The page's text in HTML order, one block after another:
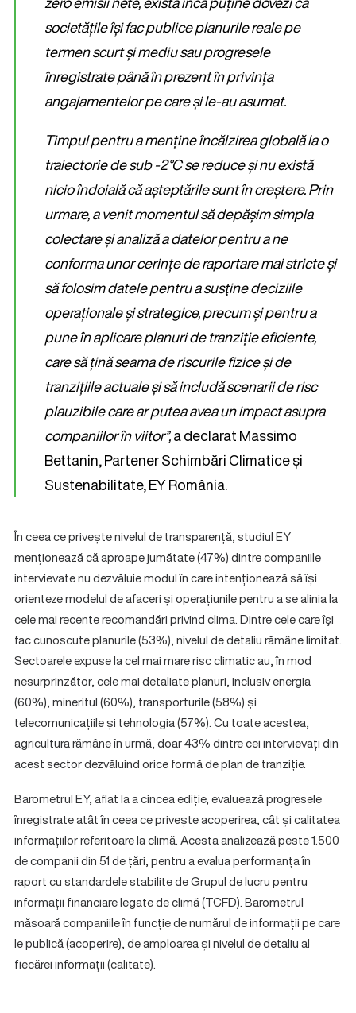
societățile își fac publice planurile reale pe
termen scurt și mediu sau progresele
înregistrate până în prezent în privința
angajamentelor pe care și le-au asumat.
Timpul pentru a menține încălzirea globală la o
traiectorie de sub -2°C se reduce și nu există
nicio îndoială că așteptările sunt în creștere. Prin
urmare, a venit momentul să depășim simpla
colectare și analiză a datelor pentru a ne
conforma unor cerințe de raportare mai stricte și
să folosim datele pentru a susţine deciziile
operaționale și strategice, precum și pentru a
pune în aplicare planuri de tranziție eficiente,
care să țină seama de riscurile fizice și de
tranzițiile actuale și să includă scenarii de risc
plauzibile care ar putea avea un impact asupra
companiilor în viitor”,a declarat Massimo
Bettanin, Partener Schimbări Climatice și
Sustenabilitate, EY România.
În ceea ce privește nivelul de transparență, studiul EY
menționează că aproape jumătate (47%) dintre companiile
intervievate nu dezvăluie modul în care intenționează să își
orienteze modelul de afaceri și operațiunile pentru a se alinia la
cele mai recente recomandări privind clima. Dintre cele care îşi
fac cunoscute planurile (53%), nivelul de detaliu rămâne limitat.
Sectoarele expuse la cel mai mare risc climatic au, în mod
nesurprinzător, cele mai detaliate planuri, inclusiv energia
(60%), mineritul (60%), transporturile (58%) și
telecomunicațiile și tehnologia (57%). Cu toate acestea,
agricultura rămâne în urmă, doar 43% dintre cei intervievați din
acest sector dezvăluind orice formă de plan de tranziție.
Barometrul EY, aflat la a cincea ediție, evaluează progresele
înregistrate atât în ceea ce privește acoperirea, cât și calitatea
informațiilor referitoare la climă. Acesta analizează peste 1.500
de companii din 51 de țări, pentru a evalua performanța în
raport cu standardele stabilite de Grupul de lucru pentru
informații financiare legate de climă (TCFD). Barometrul
măsoară companiile în funcție de numărul de informații pe care
le publică (acoperire), de amploarea și nivelul de detaliu al
fiecărei informații (calitate).